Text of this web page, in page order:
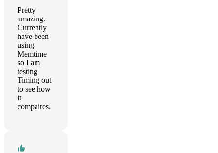
Pretty
amazing.
Currently
have been
using
Memtime
so I am
testing
Timing out
to see how
it
compaires.